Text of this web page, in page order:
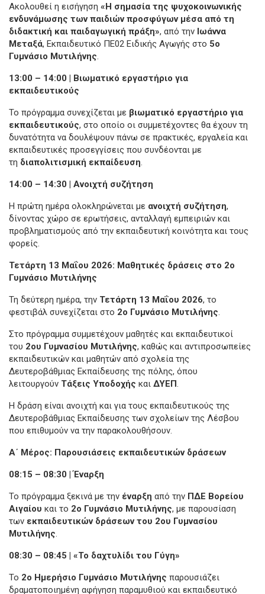
Ακολουθεί η εισήγηση «Η σημασία της ψυχοκοινωνικής
ενδυνάμωσης των παιδιών προσφύγων μέσα από τη
διδακτική και παιδαγωγική πράξη», από την Ιωάννα
Μεταξά, Εκπαιδευτικό ΠΕ02 Ειδικής Αγωγής στο 5ο
Γυμνάσιο Μυτιλήνης
13:00 – 14:00 | Βιωματικό εργαστήριο για
εκπαιδευτικούς
Το πρόγραμμα συνεχίζεται με βιωματικό εργαστήριο για
εκπαιδευτικούς, στο οποίο οι συμμετέχοντες θα έχουν τη
δυνατότητα να δουλέψουν πάνω σε πρακτικές, εργαλεία και
εκπαιδευτικές προσεγγίσεις που συνδέονται με
τη διαπολιτισμική εκπαίδευση
14:00 – 14:30 | Ανοιχτή συζήτηση
Η πρώτη ημέρα ολοκληρώνεται με ανοιχτή συζήτηση,
δίνοντας χώρο σε ερωτήσεις, ανταλλαγή εμπειριών και
προβληματισμούς από την εκπαιδευτική κοινότητα και τους
φορείς.
Τετάρτη 13 Μαΐου 2026: Μαθητικές δράσεις στο 2ο
Γυμνάσιο Μυτιλήνης
Τη δεύτερη ημέρα, την Τετάρτη 13 Μαΐου 2026, το
φεστιβάλ συνεχίζεται στο 2ο Γυμνάσιο Μυτιλήνης
Στο πρόγραμμα συμμετέχουν μαθητές και εκπαιδευτικοί
του 2ου Γυμνασίου Μυτιλήνης, καθώς και αντιπροσωπείες
εκπαιδευτικών και μαθητών από σχολεία της
Δευτεροβάθμιας Εκπαίδευσης της πόλης, όπου
λειτουργούν Τάξεις Υποδοχής και ΔΥΕΠ
Η δράση είναι ανοιχτή και για τους εκπαιδευτικούς της
Δευτεροβάθμιας Εκπαίδευσης των σχολείων της Λέσβου
που επιθυμούν να την παρακολουθήσουν.
Α΄ Μέρος: Παρουσιάσεις εκπαιδευτικών δράσεων
08:15 – 08:30 | Έναρξη
Το πρόγραμμα ξεκινά με την έναρξη από την ΠΔΕ Βορείου
Αιγαίου και το 2ο Γυμνάσιο Μυτιλήνης, με παρουσίαση
των εκπαιδευτικών δράσεων του 2ου Γυμνασίου
Μυτιλήνης
08:30 – 08:45 | «Το δαχτυλίδι του Γύγη»
Το 2ο Ημερήσιο Γυμνάσιο Μυτιλήνης παρουσιάζει
δραματοποιημένη αφήγηση παραμυθιού και εκπαιδευτικό